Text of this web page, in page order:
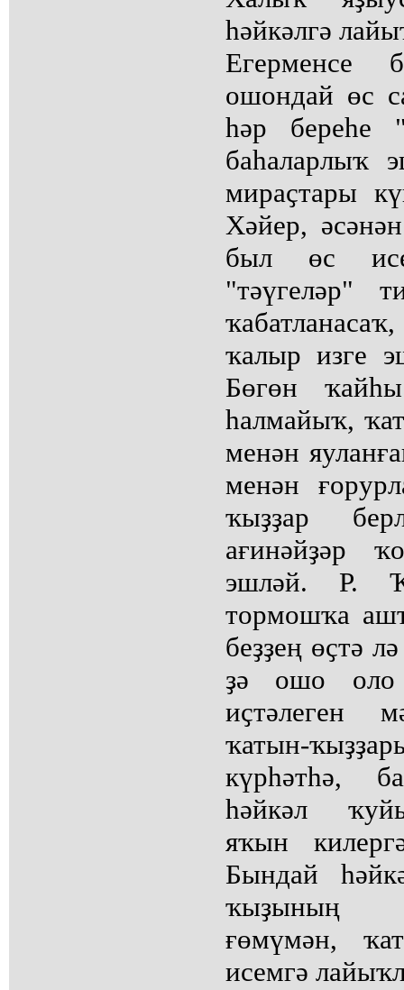
һәйкәлгә
Егерменсе
ошондай өс
һәр береһе
баһаларлыҡ
мираҫтары
Хәйер,
был өс
"тәүгеләр"
ҡалыр изге
Бөгөн
һалмайыҡ,
менән
менән
ҡыҙҙар
ағинәйҙәр
эшләй. Р.
тормошҡа
беҙҙең өҫтә
ҙә ошо оло
иҫтәлеген
ҡатын-
күрһәтһә,
һәйкәл
яҡын
Бындай
ҡыҙының
ғөмүмән,
исемгә